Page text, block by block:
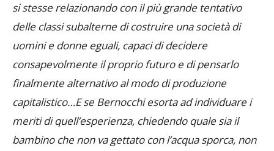
si stesse relazionando con il più grande tentativo
delle classi subalterne di costruire una società di
uomini e donne eguali, capaci di decidere
consapevolmente il proprio futuro e di pensarlo
finalmente alternativo al modo di produzione
capitalistico…E se Bernocchi esorta ad individuare i
meriti di quell’esperienza, chiedendo quale sia il
bambino che non va gettato con l’acqua sporca, non